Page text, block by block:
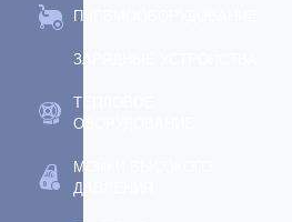
ПНЕВМООБОРУДОВАНИЕ
ЗАРЯДНЫЕ УСТРОЙСТВА
ТЕПЛОВОЕ
ОБОРУДОВАНИЕ
МОЙКИ ВЫСОКОГО
ДАВЛЕНИЯ